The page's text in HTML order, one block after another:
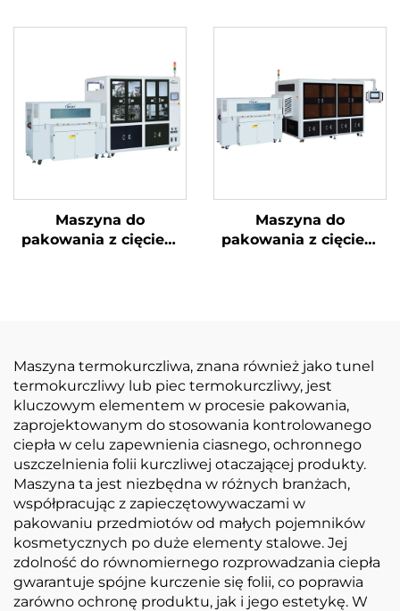
Maszyna do
pakowania z cięciem
Maszyna do
pakowania z cięciem
Maszyna termokurczliwa, znana również jako tunel
termokurczliwy lub piec termokurczliwy, jest
kluczowym elementem w procesie pakowania,
zaprojektowanym do stosowania kontrolowanego
ciepła w celu zapewnienia ciasnego, ochronnego
uszczelnienia folii kurczliwej otaczającej produkty.
Maszyna ta jest niezbędna w różnych branżach,
współpracując z zapieczętowywaczami w
pakowaniu przedmiotów od małych pojemników
kosmetycznych po duże elementy stalowe. Jej
zdolność do równomiernego rozprowadzania ciepła
gwarantuje spójne kurczenie się folii, co poprawia
zarówno ochronę produktu, jak i jego estetykę. W